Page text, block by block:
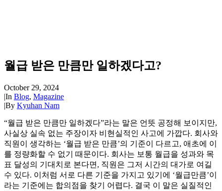
월급 받은 만큼만 일하겠다고?
October 29, 2024
|In Blog, Magazine
|By Kyuhan Nam
“월급 받은 만큼만 일하겠다”라는 말은 언뜻 공정해 보이지만,
사실상 실속 없는 주장이자 비현실적인 사고에 가깝다. 회사와
직원이 생각하는 ‘월급 받은 만큼’의 기준이 다르고, 애초에 이
를 정량화할 수 없기 때문이다. 회사는 보통 월급을 성과와 목
표 달성의 기대치로 본다면, 직원은 그저 시간의 대가로 여길
수 있다. 이처럼 서로 다른 기준을 가지고 있기에 ‘월급만큼’이
라는 기준에는 합의점을 찾기 어렵다. 결국 이 말은 실질적인